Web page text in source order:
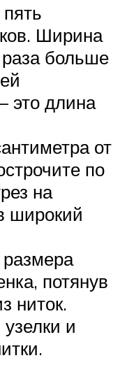
Ширина
больше
это длина
от
по
на
широкий
потянув
ниток.
и